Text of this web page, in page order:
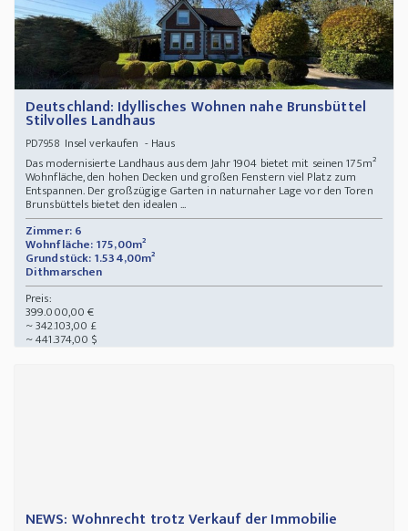
Deutschland: Idyllisches Wohnen nahe Brunsbüttel
Stilvolles Landhaus
PD7958Insel verkaufen - Haus
Das modernisierte Landhaus aus dem Jahr 1904 bietet mit seinen 175m²
Wohnfläche, den hohen Decken und großen Fenstern viel Platz zum
Entspannen. Der großzügige Garten in naturnaher Lage vor den Toren
Brunsbüttels bietet den idealen ...
Zimmer: 6
Wohnfläche: 175,00m²
Grundstück: 1.534,00m²
Dithmarschen
Preis:
399.000,00 €
~ 342.103,00 £
~ 441.374,00 $
NEWS: Wohnrecht trotz Verkauf der Immobilie